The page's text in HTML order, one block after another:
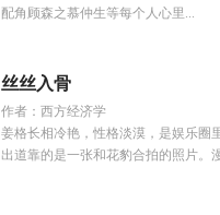
配角顾森之慕仲生等每个人心里...
丝丝入骨
作者：西方经济学
姜格长相冷艳，性格淡漠，是娱乐圈
出道靠的是一张和花豹合拍的照片。